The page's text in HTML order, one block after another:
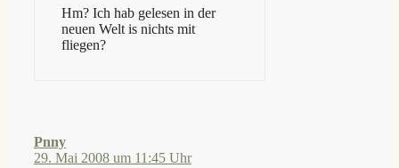
Hm? Ich hab gelesen in der
neuen Welt is nichts mit
fliegen?
Pnny
29. Mai 2008 um 11:45 Uhr